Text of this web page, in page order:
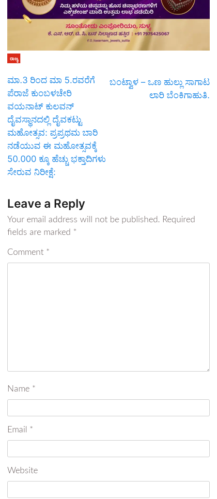
ರಾಜ್ಯ
ಮಾ.3 ರಿಂದ ಮಾ 5.ರವರೆಗೆ
ಪೆರಾಜೆ ಕುಂಬಳಚೇರಿ
ವಯನಾಟ್ ಕುಲವನ್
ದೈವಸ್ಥಾನದಲ್ಲಿ ದೈವಕಟ್ಟು
ಮಹೋತ್ಸವ: ಪ್ರಪ್ರಥಮ ಬಾರಿ
ನಡೆಯುವ ಈ ಮಹೋತ್ಸವಕ್ಕೆ
50.000 ಕ್ಕೂ ಹೆಚ್ಚು ಭಕ್ತಾದಿಗಳು
ಸೇರುವ ನಿರೀಕ್ಷೆ:
ಬಂಟ್ವಾಳ – ಒಣ ಹುಲ್ಲು ಸಾಗಾಟ
ಲಾರಿ ಬೆಂಕಿಗಾಹುತಿ.
Leave a Reply
Your email address will not be published. Required
fields are marked *
Comment *
Name *
Email *
Website